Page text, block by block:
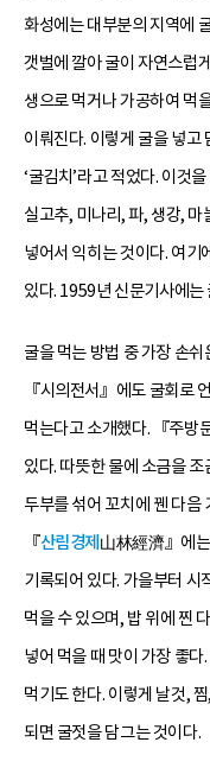
화성에는 대부분의 지역에
갯벌에 깔아 굴이 자연스럽
생으로 먹거나 가공하여 먹
이뤄진다. 이렇게 굴을 넣고
‘굴김치’라고 적었다. 이것
실고추, 미나리, 파, 생강, 마
넣어서 익히는 것이다. 여기
있다. 1959년 신문기사에는
굴을 먹는 방법 중 가장 손
『시의전서』에도 굴회로
먹는다고 소개했다. 『주방
있다. 따뜻한 물에 소금을
두부를 섞어 꼬치에 꿴 다음
『산림경제 山林經濟』에는
기록되어 있다. 가을부터 시
먹을 수 있으며, 밥 위에 찐
넣어 먹을 때 맛이 가장 좋
먹기도 한다. 이렇게 날것,
되면 굴젓을 담그는 것이다.